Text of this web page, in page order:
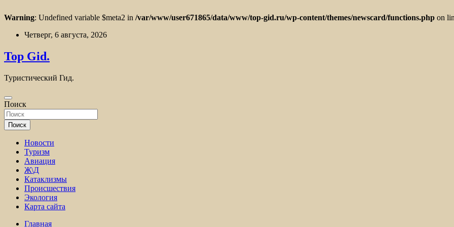
Warning: Undefined variable $meta2 in /var/www/user671865/data/www/top-gid.ru/wp-content/themes/newscard/functions.php on
Перейти
содержимому
Четверг, 6 августа, 2026
Top Gid.
Туристический Гид.
Поиск
Поиск
Новости
Туризм
Авиация
Ж\Д
Катаклизмы
Происшествия
Экология
Карта сайта
Главная